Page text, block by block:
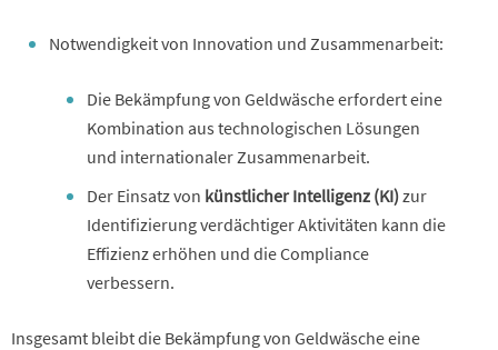
Notwendigkeit von Innovation und Zusammenarbeit:
Die Bekämpfung von Geldwäsche erfordert eine
Kombination aus technologischen Lösungen
und internationaler Zusammenarbeit.
Der Einsatz von künstlicher Intelligenz (KI)zur
Identifizierung verdächtiger Aktivitäten kann die
Effizienz erhöhen und die Compliance
verbessern.
Insgesamt bleibt die Bekämpfung von Geldwäsche eine